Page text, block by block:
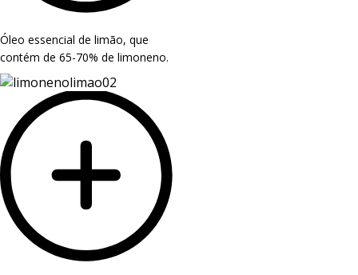
Óleo essencial de limão, que
contém de 65-70% de limoneno.